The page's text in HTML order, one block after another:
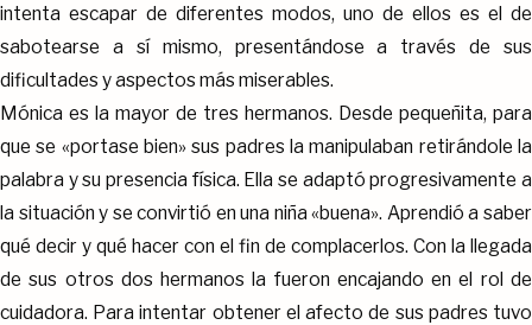
intenta escapar de diferentes modos, uno de ellos es el de
sabotearse a sí mismo, presentándose a través de sus
dificultades y aspectos más miserables.
Mónica es la mayor de tres hermanos. Desde pequeñita, para
que se «portase bien» sus padres la manipulaban retirándole la
palabra y su presencia física. Ella se adaptó progresivamente a
la situación y se convirtió en una niña «buena». Aprendió a saber
qué decir y qué hacer con el fin de complacerlos. Con la llegada
de sus otros dos hermanos la fueron encajando en el rol de
cuidadora. Para intentar obtener el afecto de sus padres tuvo